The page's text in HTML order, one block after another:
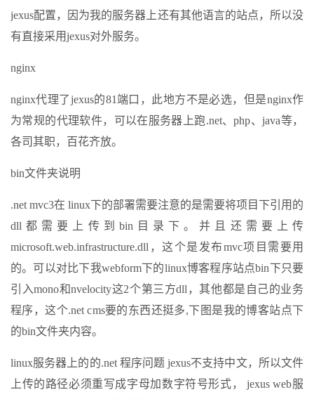
jexus配置，因为我的服务器上还有其他语言的站点，所以没
有直接采用jexus对外服务。
nginx
nginx代理了jexus的81端口，此地方不是必选，但是nginx作
为常规的代理软件，可以在服务器上跑.net、php、java等，
各司其职，百花齐放。
bin文件夹说明
.net mvc3在 linux下的部署需要注意的是需要将项目下引用的
dll都需要上传到bin目录下。并且还需要上传
microsoft.web.infrastructure.dll，这个是发布mvc项目需要用
的。可以对比下我webform下的linux博客程序站点bin下只要
引入mono和nvelocity这2个第三方dll，其他都是自己的业务
程序，这个.net cms要的东西还挺多,下图是我的博客站点下
的bin文件夹内容。
linux服务器上的的.net 程序问题 jexus不支持中文，所以文件
上传的路径必须重写成字母加数字符号形式， jexus web服